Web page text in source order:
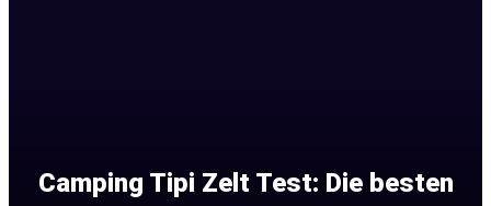
Camping Tipi Zelt Test: Die besten